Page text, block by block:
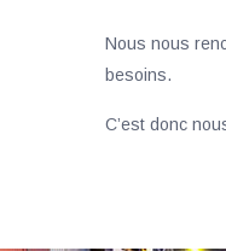
Nous nous
besoins.
C’est donc